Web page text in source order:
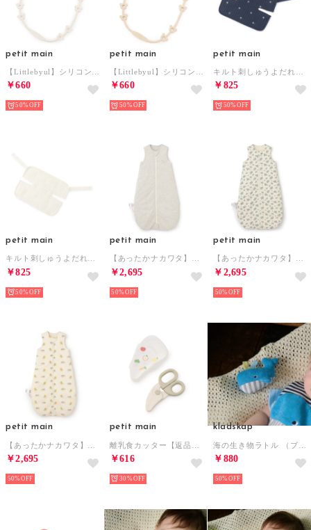
petit main
￥660
50%
petit main
￥660
50%
petit main
￥825
50%
petit main
キルト刺しゅうよだれカバー【返品不可商品】 （アイボリー）
￥825
50%
petit main
【あったかナカワタ】スリーピングバック （シロモク）
￥2,695
50%
petit main
【あったかナカワタ】スリーピングバック （L・ブルー）
￥2,695
50%
petit main
￥2,695
50%
petit main
￥616
30%
kladskap
￥880
50%